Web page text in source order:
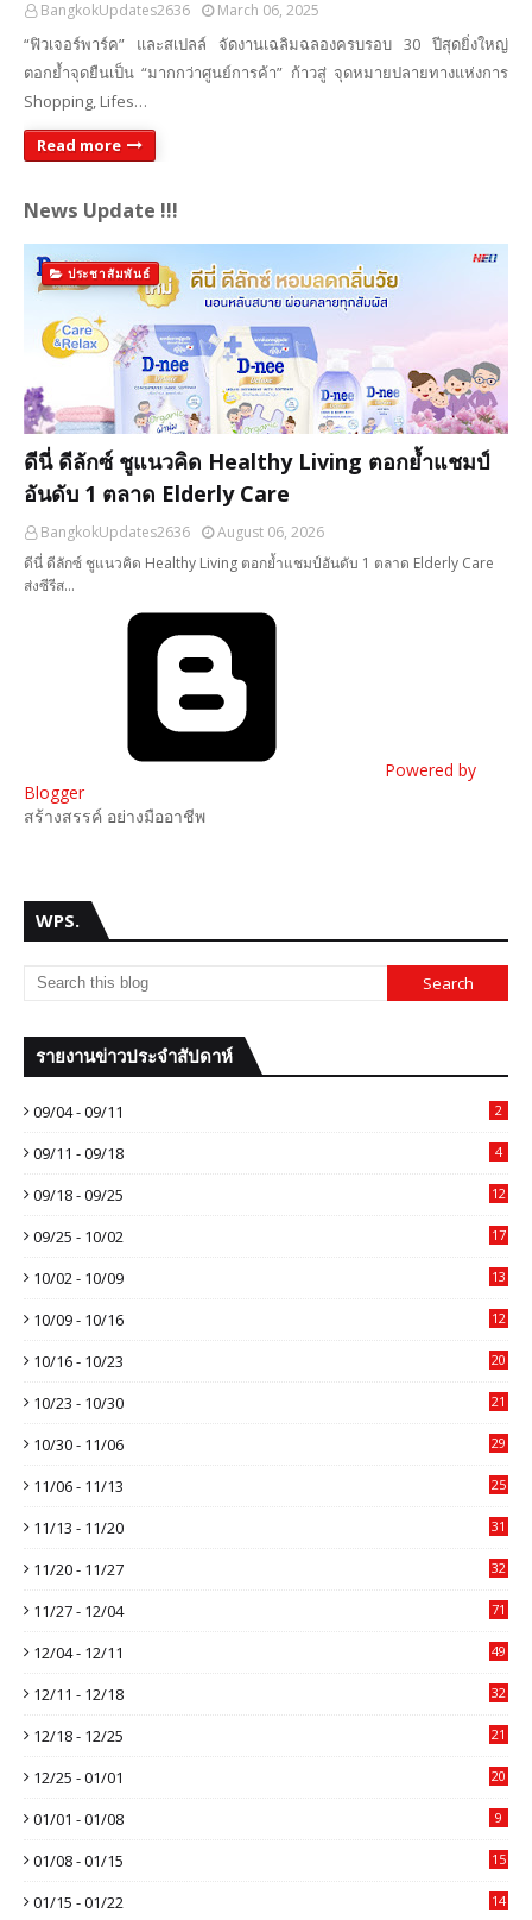
BangkokUpdates2636 March 06, 2025
“ฟิวเจอร์พาร์ค” และสเปลล์ จัดงานเฉลิมฉลองครบรอบ 30 ปีสุดยิ่งใหญ่
ตอกย้ำจุดยืนเป็น “มากกว่าศูนย์การค้า” ก้าวสู่ จุดหมายปลายทางแห่งการ
Shopping, Lifes…
Read more
News Update !!!
ประชาสัมพันธ์
ดีนี่ ดีลักซ์ ชูแนวคิด Healthy Living ตอกย้ำแชมป์
อันดับ 1 ตลาด Elderly Care
BangkokUpdates2636
August 06, 2026
ดีนี่ ดีลักซ์ ชูแนวคิด Healthy Living ตอกย้ำแชมป์อันดับ 1 ตลาด Elderly Care
ส่งซีรีส…
Powered by
Blogger
สร้างสรรค์ อย่างมืออาชีพ
WPS.
รายงานข่าวประจำสัปดาห์
09/04 - 09/11 2
09/11 - 09/18 4
09/18 - 09/25 12
09/25 - 10/02 17
10/02 - 10/09 13
10/09 - 10/16 12
10/16 - 10/23 20
10/23 - 10/30 21
10/30 - 11/06 29
11/06 - 11/13 25
11/13 - 11/20 31
11/20 - 11/27 32
11/27 - 12/04 71
12/04 - 12/11 49
12/11 - 12/18 32
12/18 - 12/25 21
12/25 - 01/01 20
01/01 - 01/08 9
01/08 - 01/15 15
01/15 - 01/22 14